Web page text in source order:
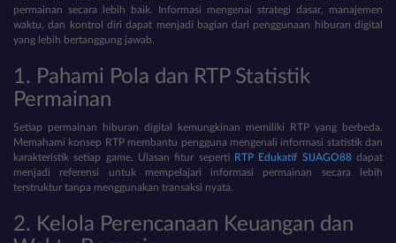
permainan secara lebih baik. Informasi mengenai strategi dasar, manajemen
waktu, dan kontrol diri dapat menjadi bagian dari penggunaan hiburan digital
yang lebih bertanggung jawab.
1. Pahami Pola dan RTP Statistik
Permainan
Setiap permainan hiburan digital kemungkinan memiliki RTP yang berbeda.
Memahami konsep RTP membantu pengguna mengenali informasi statistik dan
karakteristik setiap game. Ulasan fitur seperti RTP Edukatif SIJAGO88dapat
menjadi referensi untuk mempelajari informasi permainan secara lebih
terstruktur tanpa menggunakan transaksi nyata.
2. Kelola Perencanaan Keuangan dan